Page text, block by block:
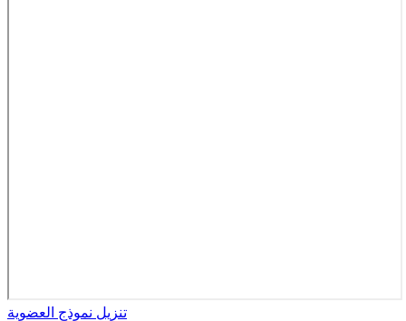
تنزيل نموذج العضوية